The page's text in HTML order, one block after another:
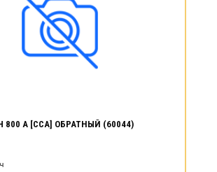
800 А [CCA] ОБРАТНЫЙ (60044)